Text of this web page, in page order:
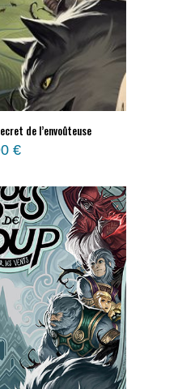
de l’envoûteuse
€